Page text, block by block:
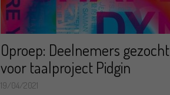
Oproep: Deelnemers gezocht
voor taalproject Pidgin
19/04/2021